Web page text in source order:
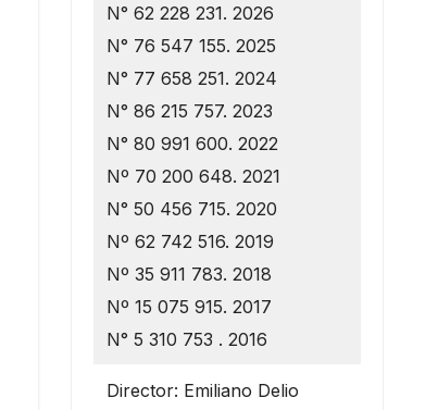
N° 62 228 231. 2026
N° 76 547 155. 2025
N° 77 658 251. 2024
N° 86 215 757. 2023
N° 80 991 600. 2022
Nº 70 200 648. 2021
N° 50 456 715. 2020
Nº 62 742 516. 2019
Nº 35 911 783. 2018
Nº 15 075 915. 2017
N° 5 310 753 . 2016
Director: Emiliano Delio